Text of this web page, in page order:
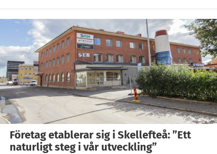
Företag etablerar sig i Skellefteå: ”Ett
naturligt steg i vår utveckling”